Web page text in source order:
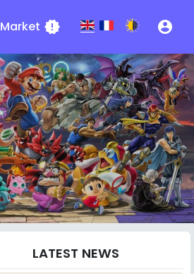
Market new_releases account_circle
LATEST NEWS